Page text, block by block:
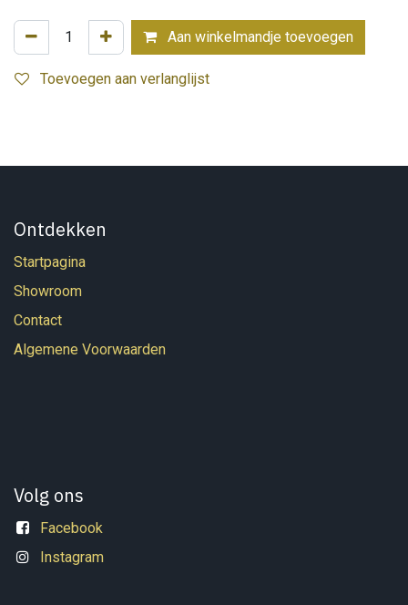
Aan winkelmandje toevoegen
Toevoegen aan verlanglijst
Ontdekken
Startpagina
Showroom
Contact
Algemene Voorwaarden
Volg ons
Facebook
Instagram